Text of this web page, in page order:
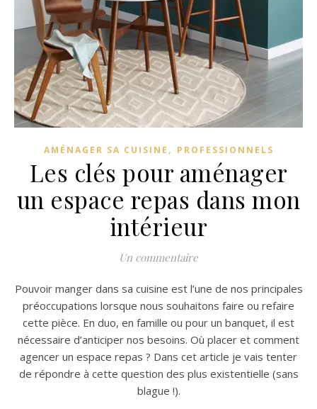
AMÉNAGER SA CUISINE , PROFESSIONNELS
Les clés pour aménager
un espace repas dans mon
intérieur
Un commentaire
Pouvoir manger dans sa cuisine est l’une de nos principales
préoccupations lorsque nous souhaitons faire ou refaire
cette pièce. En duo, en famille ou pour un banquet, il est
nécessaire d’anticiper nos besoins. Où placer et comment
agencer un espace repas ? Dans cet article je vais tenter
de répondre à cette question des plus existentielle (sans
blague !).